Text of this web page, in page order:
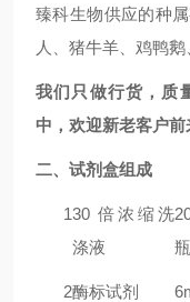
臻科生物供应的种
人、猪牛羊、鸡鸭
我们只做行货，质
中，欢迎新老客户前
二、试剂盒组成
130 倍浓缩洗
涤液
瓶
2酶标试剂